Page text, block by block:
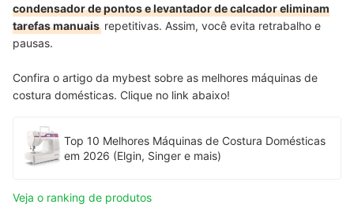
condensador de pontos e levantador de calcador eliminam
tarefas manuais repetitivas. Assim, você evita retrabalho e
pausas.
Confira o artigo da mybest sobre as melhores máquinas de
costura domésticas. Clique no link abaixo!
Top 10 Melhores Máquinas de Costura Domésticas
em 2026 (Elgin, Singer e mais)
Veja o ranking de produtos